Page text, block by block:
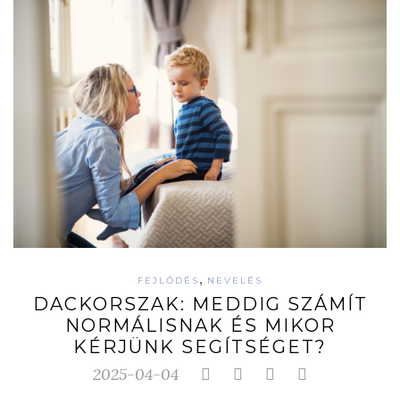
FEJLŐDÉS , NEVELÉS
DACKORSZAK: MEDDIG SZÁMÍT
NORMÁLISNAK ÉS MIKOR
KÉRJÜNK SEGÍTSÉGET?
2025-04-04